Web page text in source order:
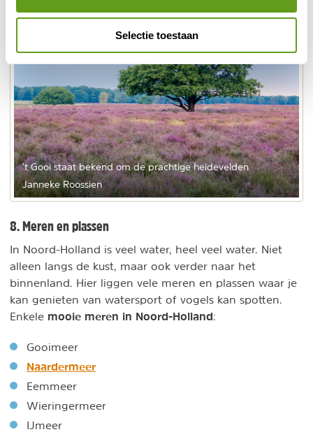
Selectie toestaan
't Gooi staat bekend om de prachtige heidevelden
Janneke Roossien
8. Meren en plassen
In Noord-Holland is veel water, heel veel water. Niet
alleen langs de kust, maar ook verder naar het
binnenland. Hier liggen vele meren en plassen waar je
kan genieten van watersport of vogels kan spotten.
Enkele mooie meren in Noord-Holland:
Gooimeer
Naardermeer
Eemmeer
Wieringermeer
IJmeer